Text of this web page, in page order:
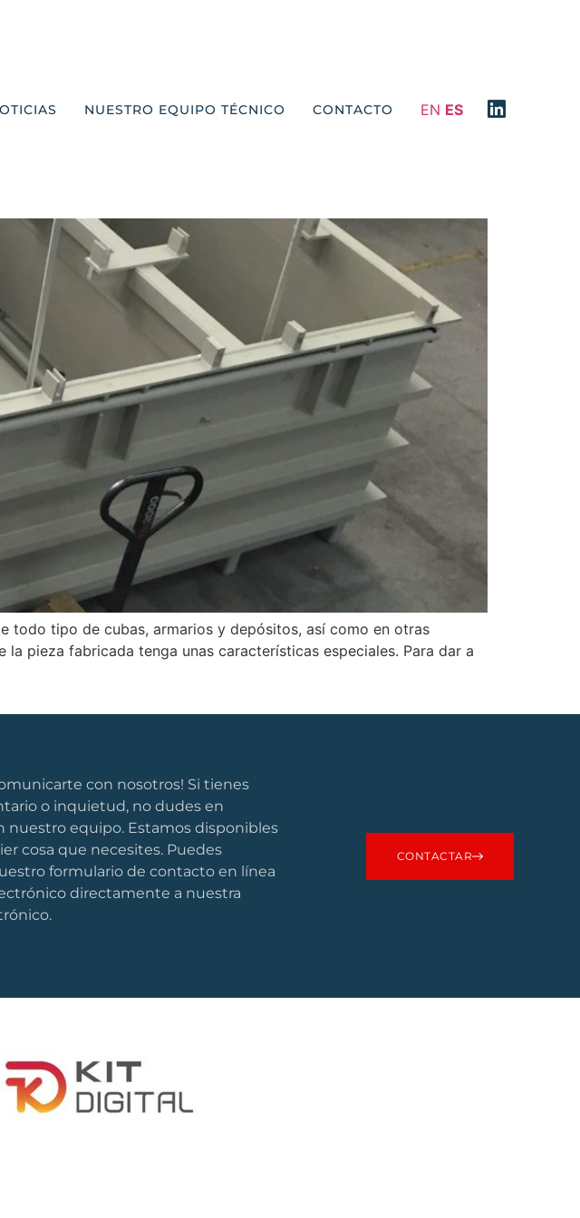
NUESTRO EQUIPO TÉCNICO CONTACTO EN ES
todo tipo de cubas, armarios y depósitos, así como en otras
pieza fabricada tenga unas características especiales. Para dar a
con nosotros! Si tienes
o inquietud, no dudes en
nuestro equipo. Estamos disponibles
cosa que necesites. Puedes
formulario de contacto en línea
directamente a nuestra
CONTACTAR